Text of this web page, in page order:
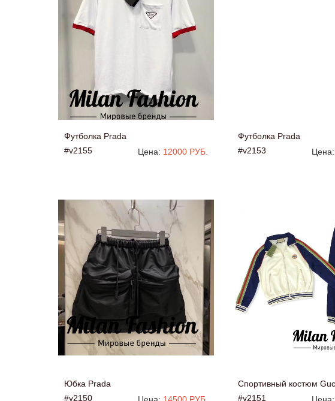
Футболка Prada
#v2155
Цена: 12000 РУБ.
Футболка Prada
#v2153
Цена:
Юбка Prada
#v2150
Спортивный костюм
#v2151